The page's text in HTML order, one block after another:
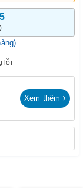
lỗi
Xem thêm